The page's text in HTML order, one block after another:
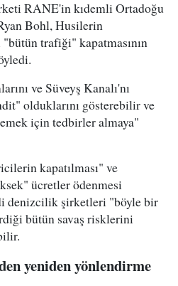
RANE'in kıdemli Ortadoğu
Bohl, Husilerin
trafiği" kapatmasının
ve Süveyş Kanalı'nı
olduklarını gösterebilir ve
için tedbirler almaya"
kapatılması" ve
ücretler ödenmesi
denizcilik şirketleri "böyle bir
bütün savaş risklerini
yeniden yönlendirme